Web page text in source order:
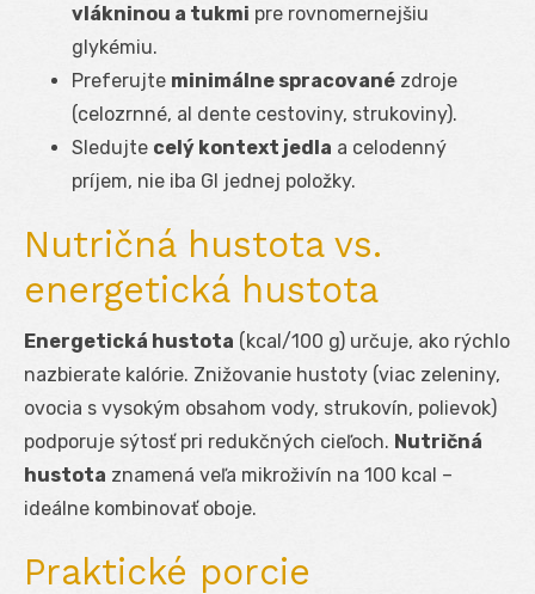
vlákninou a tukmi pre rovnomernejšiu
glykémiu.
Preferujte minimálne spracované zdroje
(celozrnné, al dente cestoviny, strukoviny).
Sledujte celý kontext jedla a celodenný
príjem, nie iba GI jednej položky.
Nutričná hustota vs.
energetická hustota
Energetická hustota (kcal/100 g) určuje, ako rýchlo
nazbierate kalórie. Znižovanie hustoty (viac zeleniny,
ovocia s vysokým obsahom vody, strukovín, polievok)
podporuje sýtosť pri redukčných cieľoch. Nutričná
hustota znamená veľa mikroživín na 100 kcal –
ideálne kombinovať oboje.
Praktické porcie